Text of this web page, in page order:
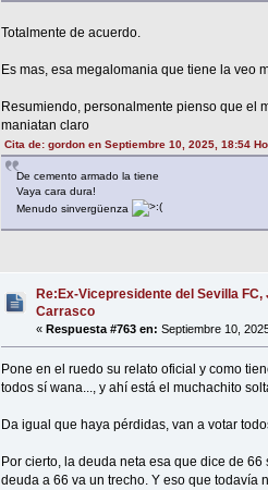
Totalmente de acuerdo.
Es mas, esa megalomania que tiene la veo
Resumiendo, personalmente pienso que el
maniatan claro
Cita de: gordon en Septiembre 10, 2025, 18:54
De cemento armado la tiene
Vaya cara dura!
Menudo sinvergüenza
Re:Ex-Vicepresidente del Sevilla FC,
Carrasco
«Respuesta #763 en: Septiembre 10,
Pone en el ruedo su relato oficial y como
todos sí wana..., y ahí está el muchachito
Da igual que haya pérdidas, van a votar
Por cierto, la deuda neta esa que dice de
deuda a 66 va un trecho. Y eso que todavía